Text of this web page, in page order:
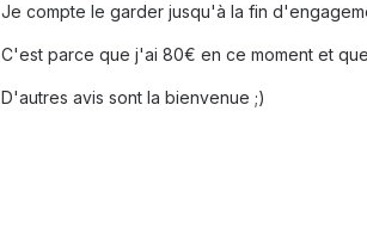
Je compte le garder jusqu'à la fin
C'est parce que j'ai 80€ en ce moment et
D'autres avis sont la bienvenue ;)